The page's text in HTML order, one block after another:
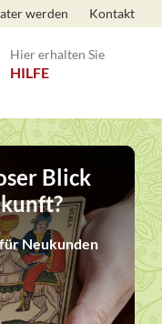
werden Kontakt
Hier erhalten Sie
HILFE
Blick
Neukunden